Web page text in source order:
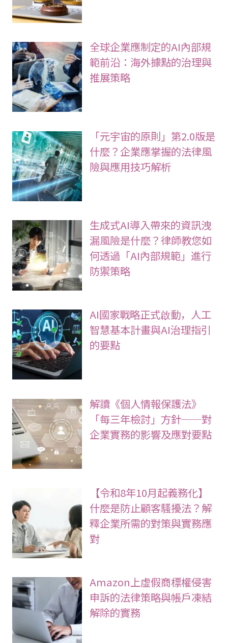
全球企業應制定的AI內部規
範前沿：海外據點的治理與
推展策略
「元宇宙的原則」第2.0版是
什麼？企業應掌握的法律風
險與應用技巧解析
生成式AI導入帶來的資訊洩
漏風險是什麼？律師教您如
何透過「AI內部規範」進行
防禦策略
AI國家戰略正式啟動，人工
智慧基本計畫與AI治理指引
的要點
解讀《個人情報保護法》
「每三年檢討」方針──對
企業實務的影響及應對要點
【令和8年10月起義務化】
什麼是防止顧客騷擾法？解
釋企業所需的對策與實務應
對
Amazon上虛假商標權侵害
申訴的法律策略與帳戶凍結
解除的實務